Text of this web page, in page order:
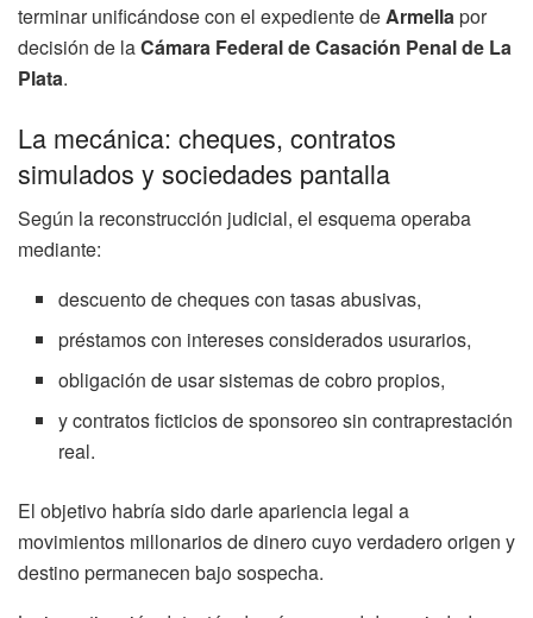
terminar unificándose con el expediente deArmellapor
decisión de laCámara Federal de Casación Penal de La
Plata.
La mecánica: cheques, contratos
simulados y sociedades pantalla
Según la reconstrucción judicial, el esquema operaba
mediante:
descuento de cheques con tasas abusivas,
préstamos con intereses considerados usurarios,
obligación de usar sistemas de cobro propios,
y contratos ficticios de sponsoreo sin contraprestación
real.
El objetivo habría sido darle apariencia legal a
movimientos millonarios de dinero cuyo verdadero origen y
destino permanecen bajo sospecha.